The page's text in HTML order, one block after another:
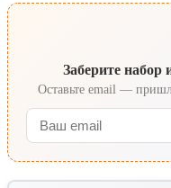
Заберите набор
Оставьте email —